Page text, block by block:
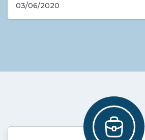
03/06/2020